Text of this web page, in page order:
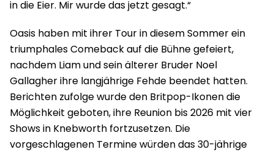
in die Eier. Mir wurde das jetzt gesagt.“
Oasis haben mit ihrer Tour in diesem Sommer ein
triumphales Comeback auf die Bühne gefeiert,
nachdem Liam und sein älterer Bruder Noel
Gallagher ihre langjährige Fehde beendet hatten.
Berichten zufolge wurde den Britpop-Ikonen die
Möglichkeit geboten, ihre Reunion bis 2026 mit vier
Shows in Knebworth fortzusetzen. Die
vorgeschlagenen Termine würden das 30-jährige